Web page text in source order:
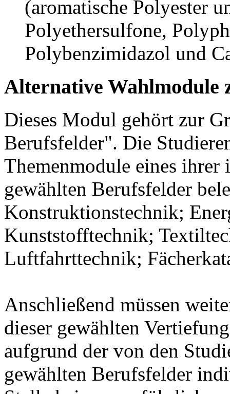
(aromatische Polyester
Polyethersulfone,
Polybenzimidazol und
Alternative Wahlmodule
Dieses Modul gehört zur
Berufsfelder". Die
Themenmodule eines ihrer
gewählten Berufsfelder
Konstruktionstechnik;
Kunststofftechnik;
Luftfahrttechnik;
Anschließend müssen
dieser gewählten
aufgrund der von den
gewählten Berufsfelder